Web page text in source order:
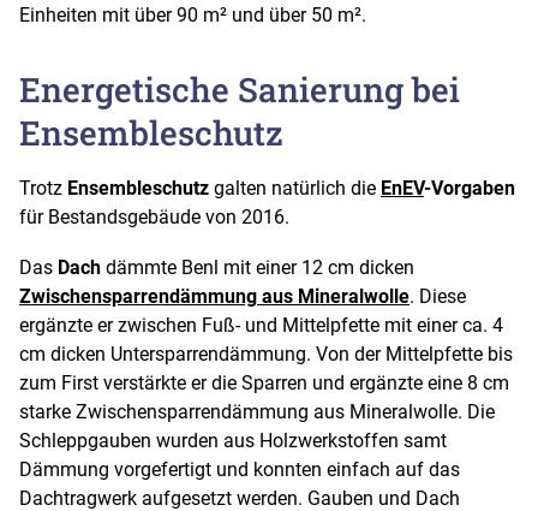
Einheiten mit über 90 m² und über 50 m².
Energetische Sanierung bei
Ensembleschutz
Trotz Ensembleschutz galten natürlich die EnEV-Vorgaben
für Bestandsgebäude von 2016.
Das Dach dämmte Benl mit einer 12 cm dicken
Zwischensparrendämmung aus Mineralwolle. Diese
ergänzte er zwischen Fuß- und Mittelpfette mit einer ca. 4
cm dicken Untersparrendämmung. Von der Mittelpfette bis
zum First verstärkte er die Sparren und ergänzte eine 8 cm
starke Zwischensparrendämmung aus Mineralwolle. Die
Schleppgauben wurden aus Holzwerkstoffen samt
Dämmung vorgefertigt und konnten einfach auf das
Dachtragwerk aufgesetzt werden. Gauben und Dach